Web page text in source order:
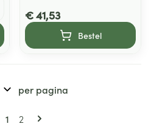
€ 41,53
Bestel
Pagina's
U lees momenteel pagina
1 Pagina
2
per pagina